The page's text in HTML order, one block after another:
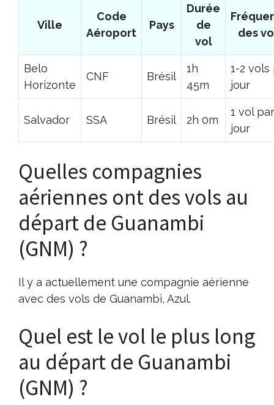
Ville
Code
Aéroport
Pays
Durée
de
vol
des
Belo
Horizonte
CNF Brésil
1h
45m
1-2 vols
jour
Salvador SSA Brésil 2h 0m
1 vol par
jour
Quelles compagnies
aériennes ont des vols au
départ de Guanambi
(GNM) ?
Il y a actuellement une compagnie aérienne
avec des vols de Guanambi, Azul.
Quel est le vol le plus long
au départ de Guanambi
(GNM) ?